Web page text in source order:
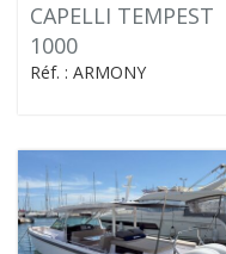
CAPELLI TEMPEST
1000
Réf. : ARMONY